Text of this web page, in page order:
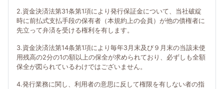
2.資金決済法第31条第1項により発行保証金について、当社破綻
時に前払式支払手段の保有者（本規約上の会員）が他の債権者に
先立って弁済を受ける権利を有します。
3.資金決済法第14条第1項により毎年3月末及び９月末の当該未使
用残高の2分の1の額以上の保全が求められており、必ずしも全額
保全が図られているわけではございません。
4.発行業務に関し、利用者の意思に反して権限を有しない者の指